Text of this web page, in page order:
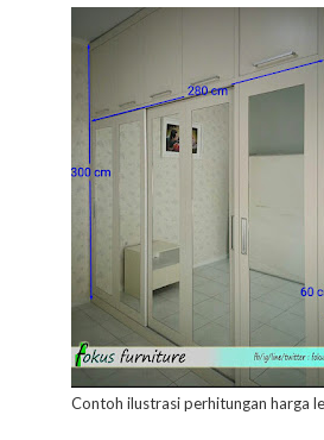
Contoh ilustrasi perhitungan harga